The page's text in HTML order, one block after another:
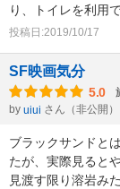
り、トイレを利用
投稿日:2019/10/17
SF映画気分
5.0
by uiui さん（非公開）
ブラックサンドと
たが、実際見ると
見渡す限り溶岩み